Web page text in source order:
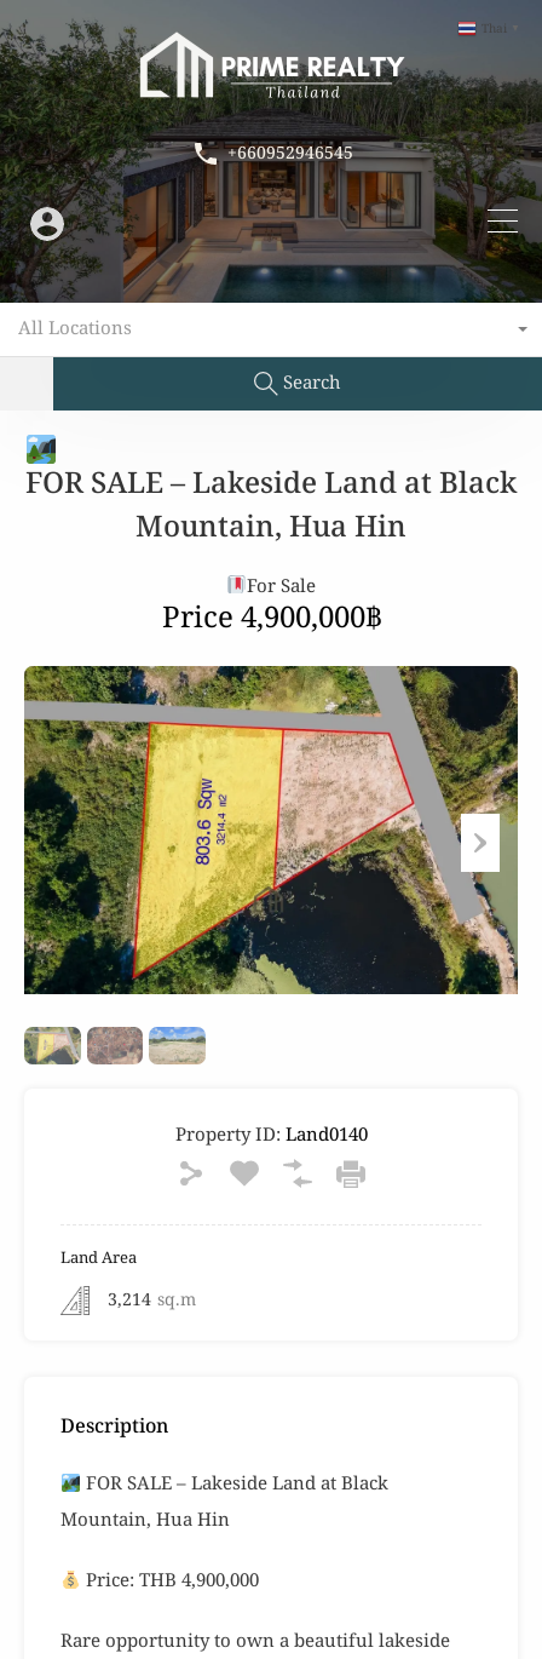
+660952946545
All Locations
Search
FOR SALE – Lakeside Land at Black
Mountain, Hua Hin
For Sale
Price 4,900,000฿
Property ID: Land0140
Land Area
3,214 sq.m
Description
FOR SALE – Lakeside Land at Black
Mountain, Hua Hin
Price: THB 4,900,000
Rare opportunity to own a beautiful lakeside
Thai